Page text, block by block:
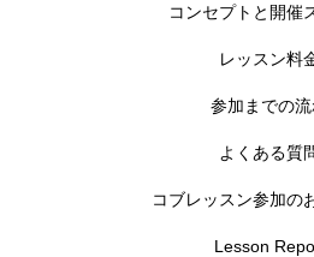
コンセプトと開催
レッスン料
参加までの
よくある質
コブレッスン参加の
Lesson